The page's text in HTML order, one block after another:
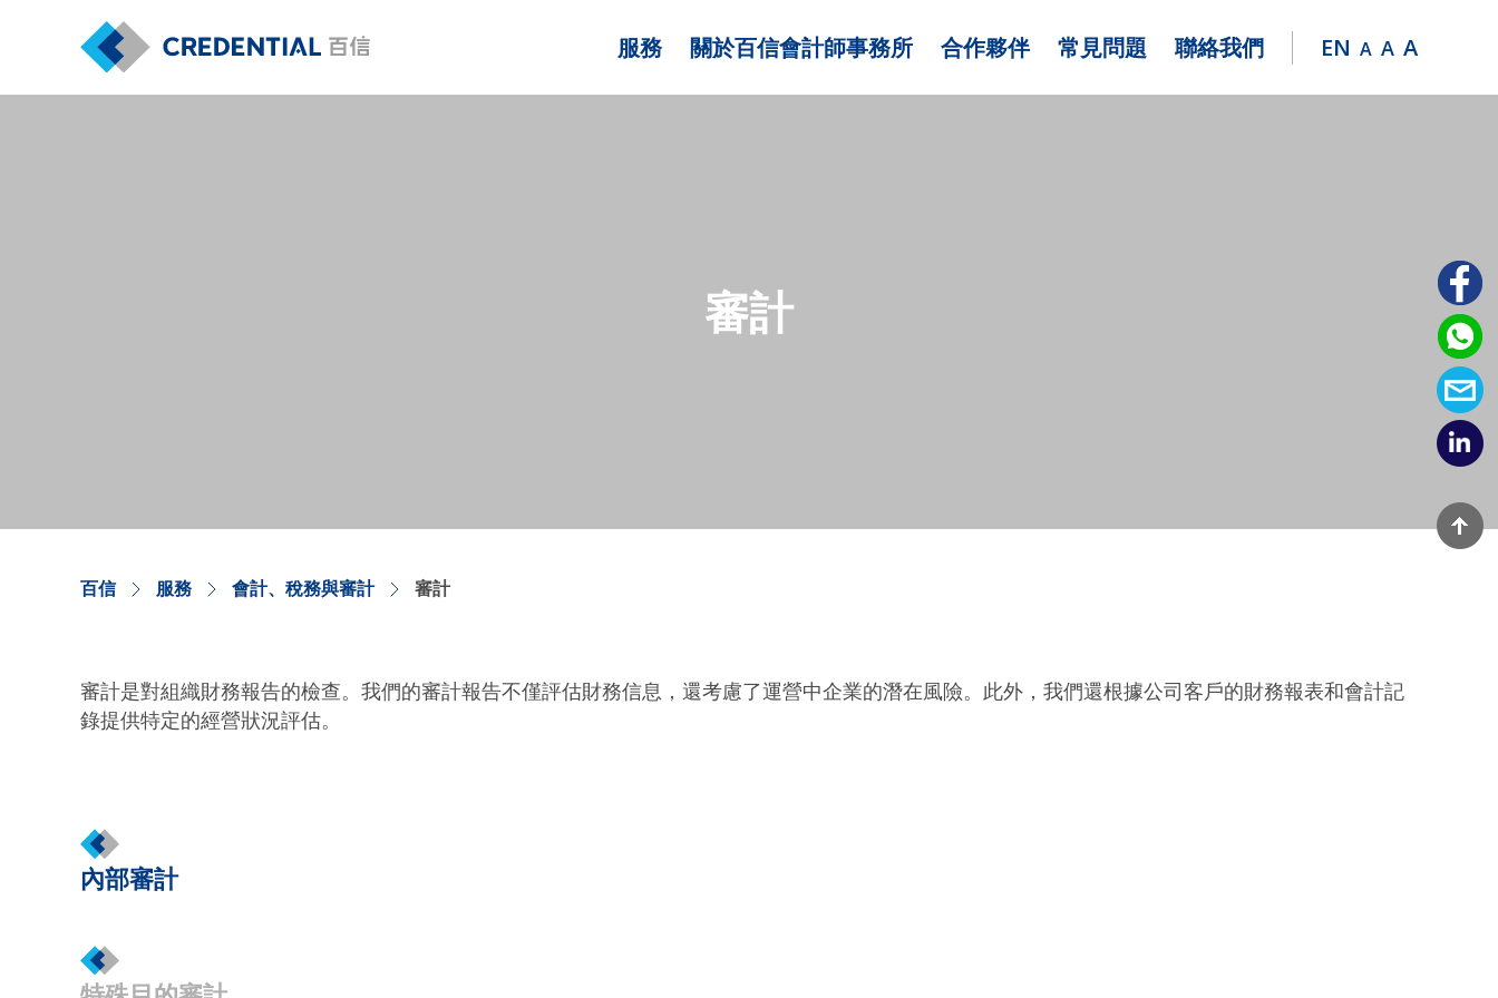
服務 關於百信會計師事務所 合作夥伴 常見問題 聯絡我們 EN A A A
審計
百信 服務 會計、稅務與審計 審計
審計是對組織財務報告的檢查。我們的審計報告不僅評估財務信息，還考慮了運營中企業的潛在風險。此外，我們還根據公司客戶的財務報表和會計記
錄提供特定的經營狀況評估。
內部審計